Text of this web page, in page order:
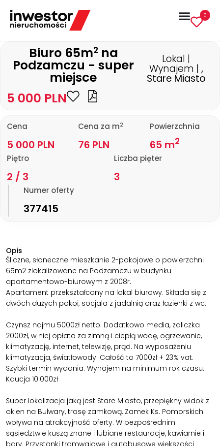
0
Biuro 65m2 na
Podzamczu - super
miejsce
Lokal |
Wynajem | ,
Stare Miasto
5 000 PLN
Cena
5 000 PLN
Cena za m2
76 PLN
Powierzchnia
65 m2
Piętro
2 / 3
Liczba pięter
3
Numer oferty
377415
Opis
Śliczne, słoneczne mieszkanie 2-pokojowe o powierzchni
65m2 zlokalizowane na Podzamczu w budynku
apartamentowo-biurowym z 2008r.
Apartament przekształcony na lokal biurowy. Składa się z
dwóch dużych pokoi, socjala z jadalnią oraz łazienki z wc.
Czynsz najmu 5000zł netto. Dodatkowo media, zaliczka
2000zł, w niej opłata za zimną i ciepłą wodę, ogrzewanie,
klimatyzację, internet, telewizję, prąd. Na wyposażeniu
klimatyzacja, światłowody. Całość to 7000zł + 23% vat.
Szybki termin wydania. Wynajem na minimum rok czasu.
Kaucja 10.000zł
Super lokalizacja jaką jest Stare Miasto, przepiękny widok z
okien na Bulwary, trasę zamkową, Zamek Ks. Pomorskich
wpływa na atrakcyjność oferty. W bezpośrednim
sąsiedztwie kuszą znane i lubiane restauracje, kawiarnie i
bary. Przystanki tramwajowe i autobusowe większości